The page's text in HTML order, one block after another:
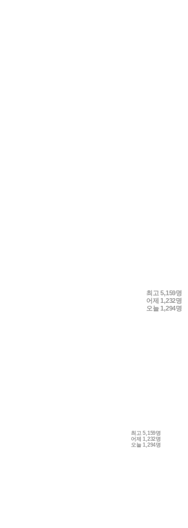
최고5,159명
어제1,232명
오늘1,294명
최고5,159명
어제1,232명
오늘1,294명